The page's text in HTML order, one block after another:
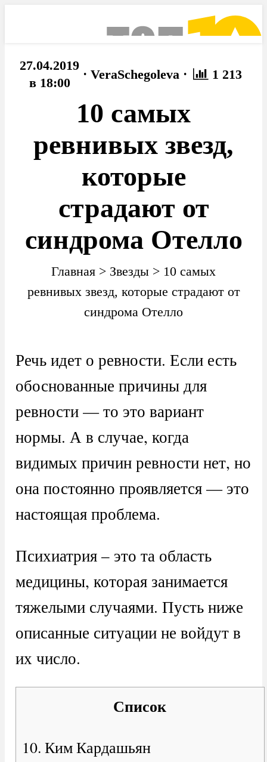
27.04.2019
в 18:00
· VeraSchegoleva · 1 213
10 самых
ревнивых звезд,
которые
страдают от
синдрома Отелло
Главная > Звезды > 10 самых
ревнивых звезд, которые страдают от
синдрома Отелло
Речь идет о ревности. Если есть
обоснованные причины для
ревности — то это вариант
нормы. А в случае, когда
видимых причин ревности нет, но
она постоянно проявляется — это
настоящая проблема.
Психиатрия – это та область
медицины, которая занимается
тяжелыми случаями. Пусть ниже
описанные ситуации не войдут в
их число.
Список
10. Ким Кардашьян